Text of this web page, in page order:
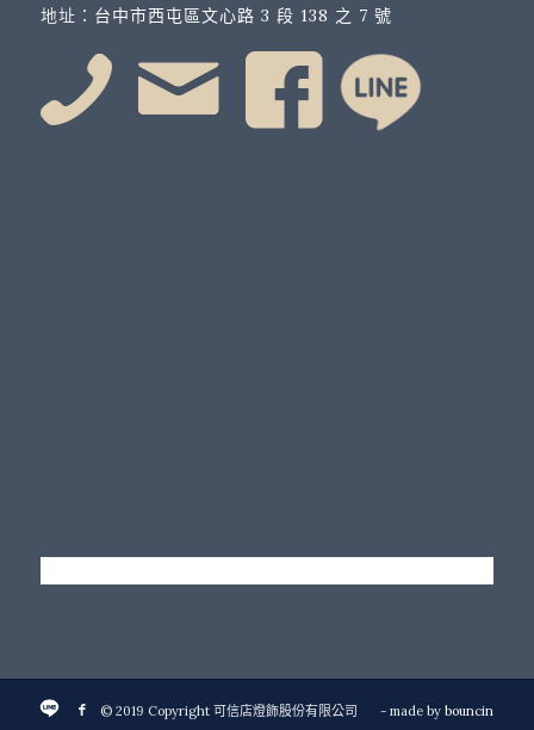
地址： 台中市西屯區文心路 3 段 138 之 7 號
© 2019 Copyright 可信店燈飾股份有限公司 - made bybouncin